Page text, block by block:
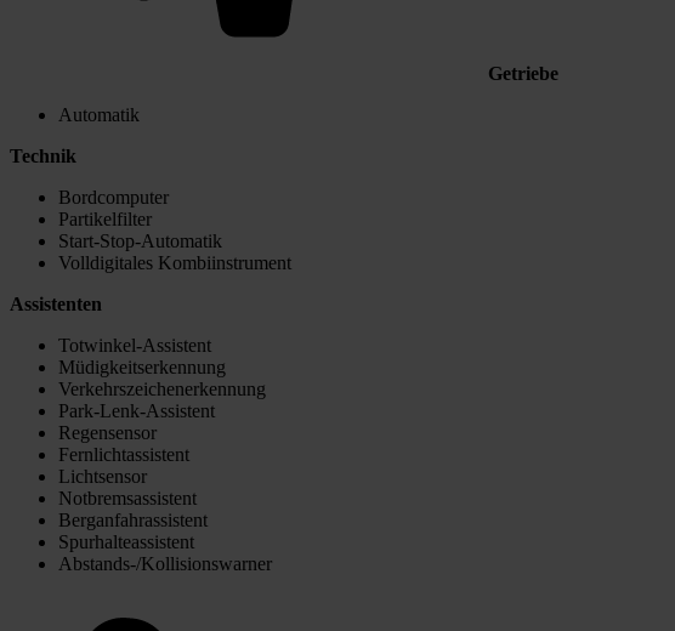
Getriebe
Automatik
Technik
Bordcomputer
Partikelfilter
Start-Stop-Automatik
Volldigitales Kombiinstrument
Assistenten
Totwinkel-Assistent
Müdigkeitserkennung
Verkehrszeichenerkennung
Park-Lenk-Assistent
Regensensor
Fernlichtassistent
Lichtsensor
Notbremsassistent
Berganfahrassistent
Spurhalteassistent
Abstands-/Kollisionswarner